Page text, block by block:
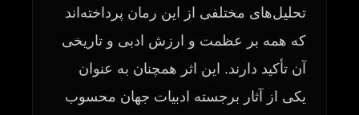
تحلیل‌های مختلفی از این رمان پرداخته‌اند
که همه بر عظمت و ارزش ادبی و تاریخی
آن تأکید دارند. این اثر همچنان به عنوان
یکی از آثار برجسته ادبیات جهان محسوب